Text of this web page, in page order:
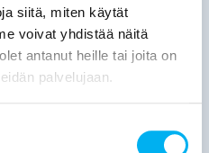
siitä, miten käytät
voivat yhdistää näitä
antanut heille tai joita on
palvelujaan.
Laske
viemärin
sukituksen
hinta